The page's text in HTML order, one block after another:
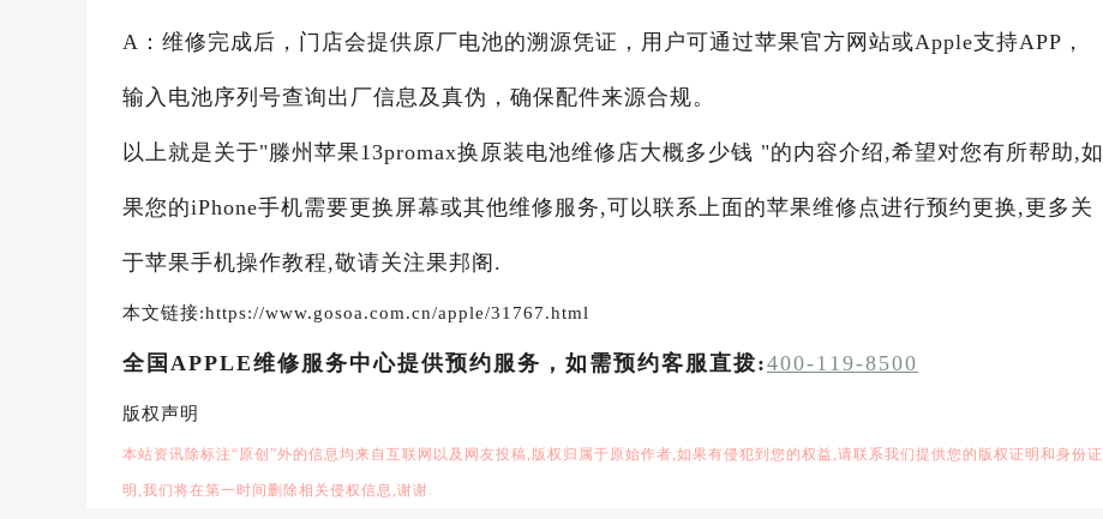
A：维修完成后，门店会提供原厂电池的溯源凭证，用户可通过苹果官方网站或Apple支持APP，
输入电池序列号查询出厂信息及真伪，确保配件来源合规。
以上就是关于"滕州苹果13promax换原装电池维修店大概多少钱 "的内容介绍,希望对您有所帮助,如
果您的iPhone手机需要更换屏幕或其他维修服务,可以联系上面的苹果维修点进行预约更换,更多关
于苹果手机操作教程,敬请关注果邦阁.
本文链接:https://www.gosoa.com.cn/apple/31767.html
全国APPLE维修服务中心提供预约服务，如需预约客服直拨:400-119-8500
版权声明
本站资讯除标注“原创”外的信息均来自互联网以及网友投稿,版权归属于原始作者,如果有侵犯到您的权益,请联系我们提供您的版权证明和身份证
明,我们将在第一时间删除相关侵权信息,谢谢.